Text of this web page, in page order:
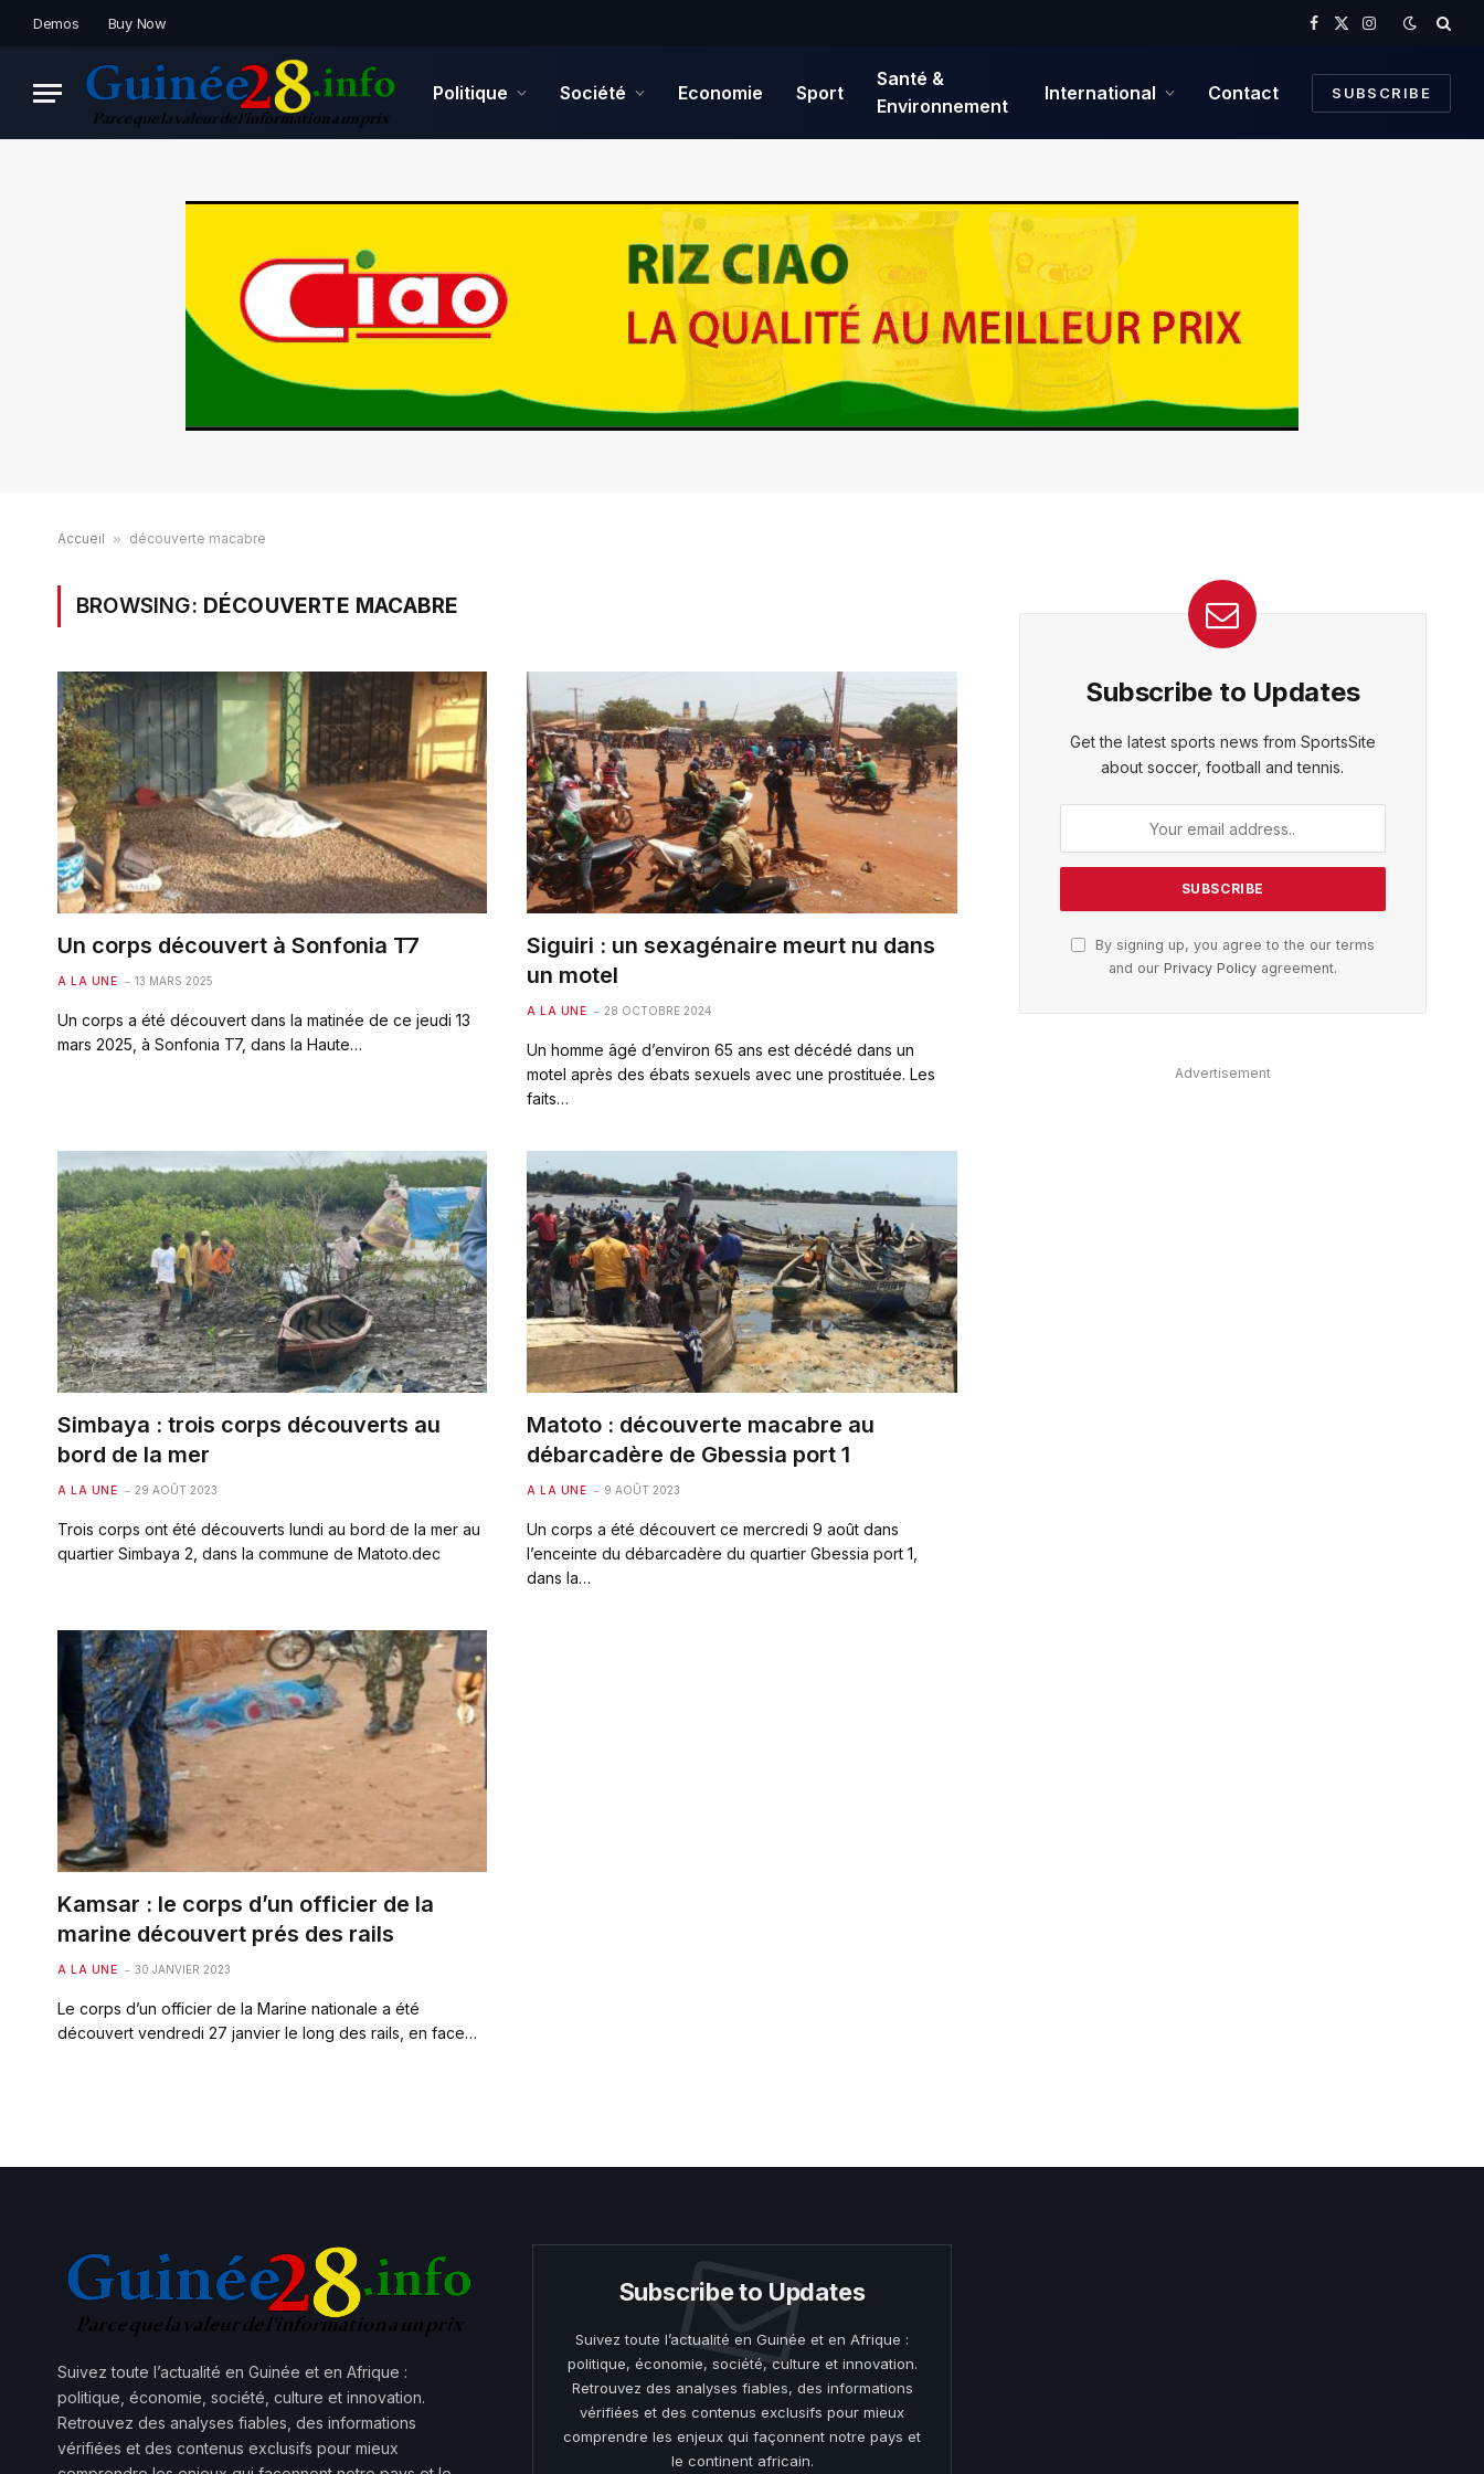
Demos Buy Now
Facebook
X
Instagram
Politique Société Economie Sport
Santé &
Environnement
International Contact SUBSCRIBE
Accueil » découverte macabre
BROWSING: DÉCOUVERTE MACABRE
Un corps découvert à Sonfonia T7
A LA UNE 13 MARS 2025
Un corps a été découvert dans la matinée de ce jeudi 13
mars 2025, à Sonfonia T7, dans la Haute…
Siguiri : un sexagénaire meurt nu dans
un motel
A LA UNE 28 OCTOBRE 2024
Un homme âgé d’environ 65 ans est décédé dans un
motel après des ébats sexuels avec une prostituée. Les
faits…
Simbaya : trois corps découverts au
bord de la mer
A LA UNE 29 AOÛT 2023
Trois corps ont été découverts lundi au bord de la mer au
quartier Simbaya 2, dans la commune de Matoto.dec
Matoto : découverte macabre au
débarcadère de Gbessia port 1
A LA UNE 9 AOÛT 2023
Un corps a été découvert ce mercredi 9 août dans
l’enceinte du débarcadère du quartier Gbessia port 1,
dans la…
Kamsar : le corps d’un officier de la
marine découvert prés des rails
A LA UNE 30 JANVIER 2023
Le corps d’un officier de la Marine nationale a été
découvert vendredi 27 janvier le long des rails, en face…
Subscribe to Updates
Get the latest sports news from SportsSite
about soccer, football and tennis.
By signing up, you agree to the our terms
and our Privacy Policyagreement.
Advertisement
Suivez toute l’actualité en Guinée et en Afrique :
politique, économie, société, culture et innovation.
Retrouvez des analyses fiables, des informations
vérifiées et des contenus exclusifs pour mieux
Subscribe to Updates
Suivez toute l’actualité en Guinée et en Afrique :
politique, économie, société, culture et innovation.
Retrouvez des analyses fiables, des informations
vérifiées et des contenus exclusifs pour mieux
comprendre les enjeux qui façonnent notre pays et
le continent africain.